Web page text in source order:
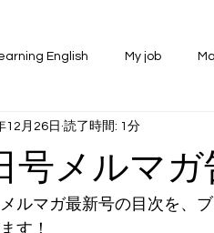
English My job
号メルマガ
12月26日 読了時間: 1分
ルマガ最新号の目次を、
す！